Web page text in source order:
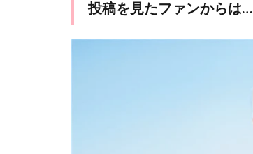
投稿を見たファンからは…